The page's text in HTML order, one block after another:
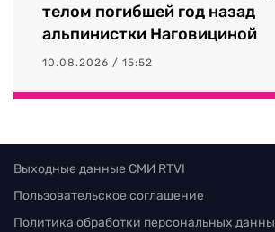
телом погибшей год назад
альпинистки Наговициной
10.08.2026 / 15:52
Выходные данные СМИ RTVI
Пользовательское соглашение
Политика обработки персональных